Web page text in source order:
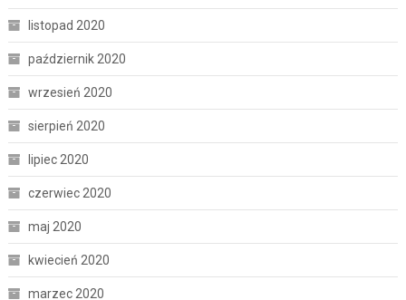
listopad 2020
październik 2020
wrzesień 2020
sierpień 2020
lipiec 2020
czerwiec 2020
maj 2020
kwiecień 2020
marzec 2020